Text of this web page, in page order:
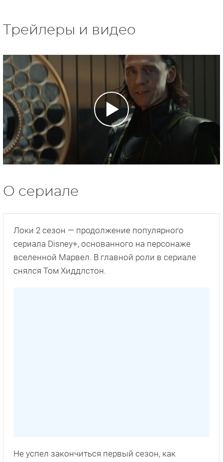
Трейлеры и видео
О сериале
Локи 2 сезон — продолжение популярного
сериала Disney+, основанного на персонаже
вселенной Марвел. В главной роли в сериале
снялся Том Хиддлстон.
Не успел закончиться первый сезон, как